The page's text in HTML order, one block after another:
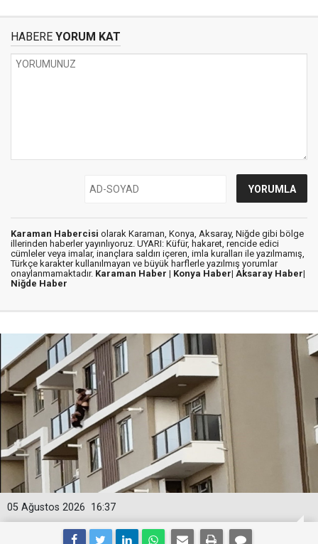
HABERE YORUM KAT
Karaman Habercisi olarak Karaman, Konya, Aksaray, Niğde gibi bölge
illerinden haberler yayınlıyoruz. UYARI: Küfür, hakaret, rencide edici
cümleler veya imalar, inançlara saldırı içeren, imla kuralları ile yazılmamış,
Türkçe karakter kullanılmayan ve büyük harflerle yazılmış yorumlar
onaylanmamaktadır. Karaman Haber | Konya Haber| Aksaray Haber|
Niğde Haber
16:37
05 Ağustos 2026